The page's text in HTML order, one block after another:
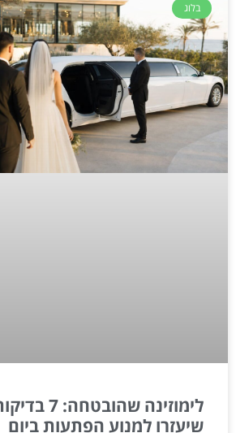
בלוג
לימוזינה שהובטחה: 7
שיעזרו למנוע הפתעות ביום